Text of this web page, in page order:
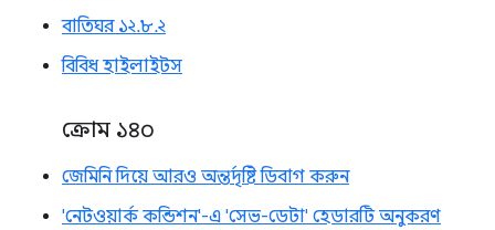
বাতিঘর ১২.৮.২
বিবিধ হাইলাইটস
ক্রোম ১৪০
জেমিনি দিয়ে আরও অন্তর্দৃষ্টি ডিবাগ করুন
'নেটওয়ার্ক কন্ডিশন'-এ 'সেভ-ডেটা' হেডারটি অনুকরণ